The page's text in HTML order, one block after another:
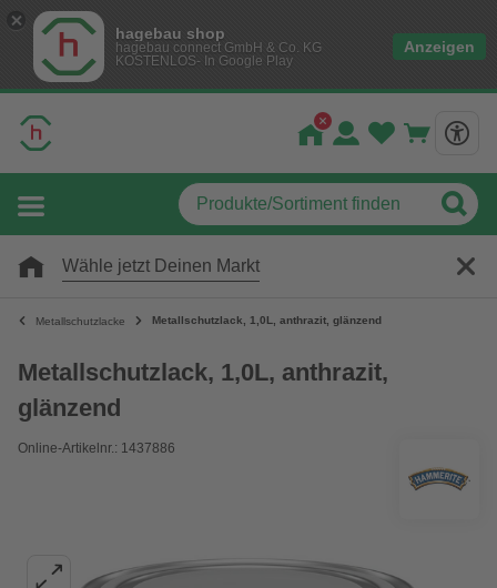
hagebau shop
hagebau connect GmbH & Co. KG
KOSTENLOS- In Google Play
Anzeigen
Wähle jetzt Deinen Markt
Metallschutzlacke Metallschutzlack, 1,0L, anthrazit, glänzend
Metallschutzlack, 1,0L, anthrazit,
glänzend
Online-Artikelnr.: 1437886